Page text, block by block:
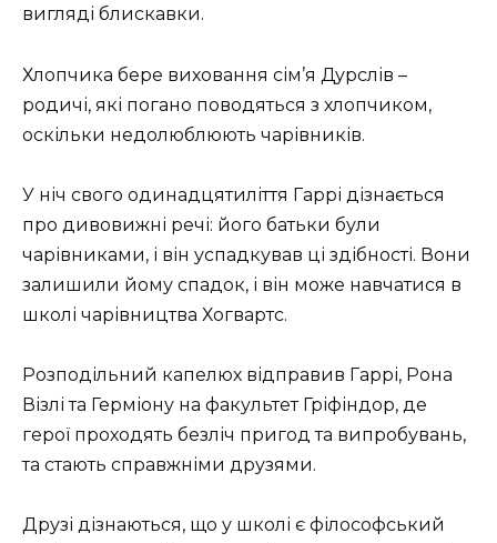
вигляді блискавки.
Хлопчика бере виховання сім’я Дурслів –
родичі, які погано поводяться з хлопчиком,
оскільки недолюблюють чарівників.
У ніч свого одинадцятиліття Гаррі дізнається
про дивовижні речі: його батьки були
чарівниками, і він успадкував ці здібності. Вони
залишили йому спадок, і він може навчатися в
школі чарівництва Хогвартс.
Розподільний капелюх відправив Гаррі, Рона
Візлі та Герміону на факультет Гріфіндор, де
герої проходять безліч пригод та випробувань,
та стають справжніми друзями.
Друзі дізнаються, що у школі є філософський